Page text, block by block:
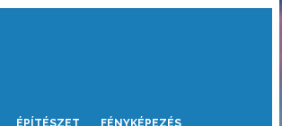
ÉPÍTÉSZET FÉNYKÉPEZÉS